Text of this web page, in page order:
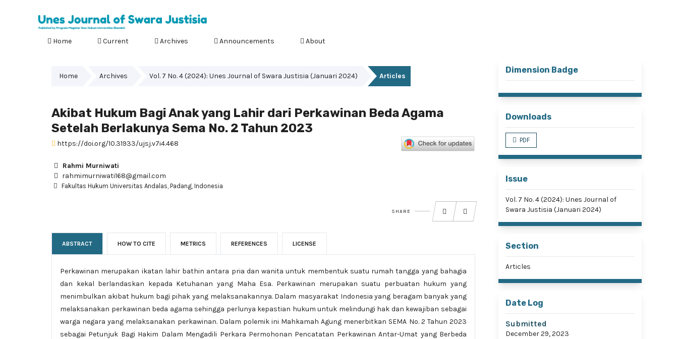
Home Current Archives Announcements About
Home Archives Vol. 7 No. 4 (2024): Unes Journal of Swara Justisia (Januari 2024) Articles
Akibat Hukum Bagi Anak yang Lahir dari Perkawinan Beda Agama
Setelah Berlakunya Sema No. 2 Tahun 2023
https://doi.org/10.31933/ujsj.v7i4.468
Rahmi Murniwati
rahmimurniwati168@gmail.com
Fakultas Hukum Universitas Andalas, Padang, Indonesia
SHARE
ABSTRACT HOW TO CITE METRICS REFERENCES LICENSE
Perkawinan merupakan ikatan lahir bathin antara pria dan wanita untuk membentuk suatu rumah tangga yang bahagia
dan kekal berlandaskan kepada Ketuhanan yang Maha Esa. Perkawinan merupakan suatu perbuatan hukum yang
menimbulkan akibat hukum bagi pihak yang melaksanakannya. Dalam masyarakat Indonesia yang beragam banyak yang
melaksanakan perkawinan beda agama sehingga perlunya kepastian hukum untuk melindungi hak dan kewajiban sebagai
warga negara yang melaksanakan perkawinan. Dalam polemik ini Mahkamah Agung menerbitkan SEMA No. 2 Tahun 2023
sebagai Petunjuk Bagi Hakim Dalam Mengadili Perkara Permohonan Pencatatan Perkawinan Antar-Umat yang Berbeda
Dimension Badge
Downloads
PDF
Issue
Vol. 7 No. 4 (2024): Unes Journal of
Swara Justisia (Januari 2024)
Section
Articles
Date Log
Submitted
December 29, 2023